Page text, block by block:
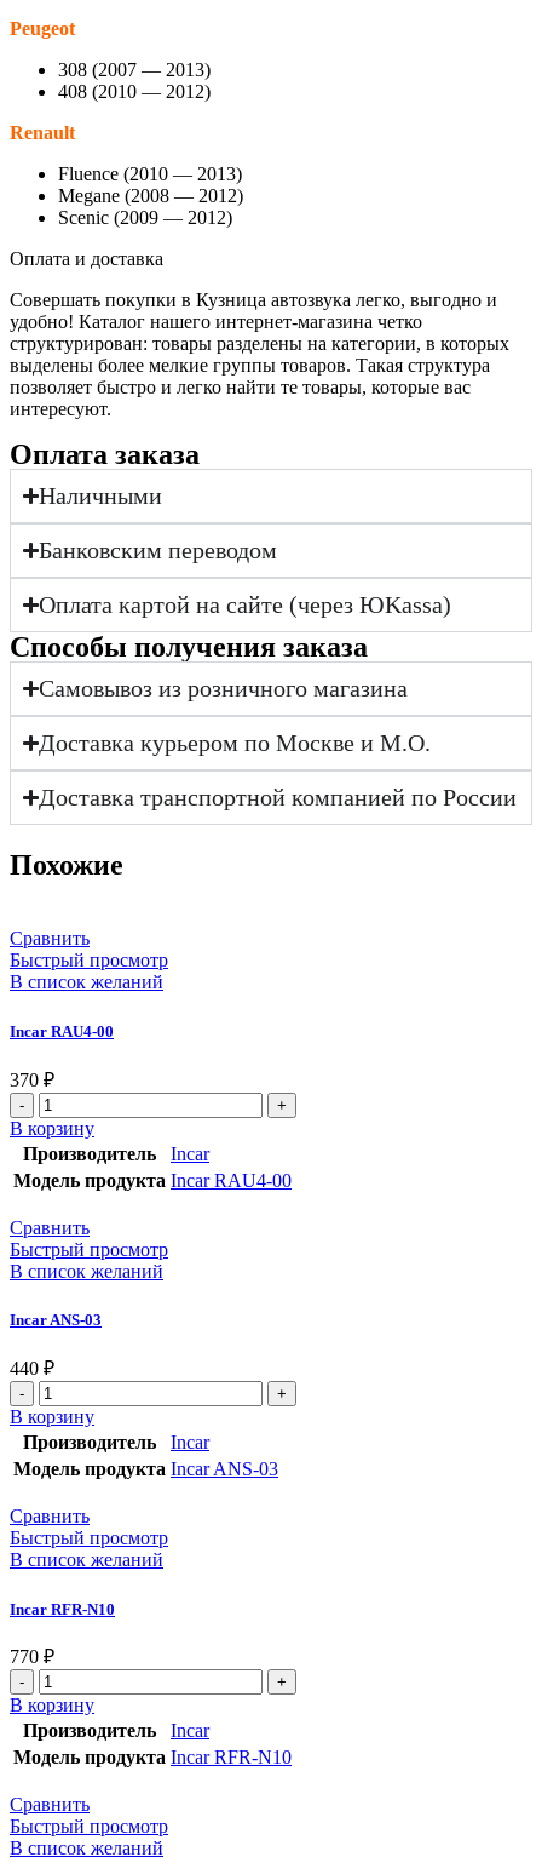
Peugeot
308 (2007 — 2013)
408 (2010 — 2012)
Renault
Fluence (2010 — 2013)
Megane (2008 — 2012)
Scenic (2009 — 2012)
Оплата и доставка
Совершать покупки в Кузница автозвука легко, выгодно и
удобно! Каталог нашего интернет-магазина четко
структурирован: товары разделены на категории, в которых
выделены более мелкие группы товаров. Такая структура
позволяет быстро и легко найти те товары, которые вас
интересуют.
Оплата заказа
Наличными
Банковским переводом
Оплата картой на сайте (через ЮKassa)
Cпособы получения заказа
Самовывоз из розничного магазина
Доставка курьером по Москве и М.О.
Доставка транспортной компанией по России
Похожие
Сравнить
Быстрый просмотр
В список желаний
Incar RAU4-00
370 ₽
В корзину
Производитель
Incar
Модель продукта Incar RAU4-00
Сравнить
Быстрый просмотр
В список желаний
Incar ANS-03
440 ₽
В корзину
Производитель
Incar
Модель продукта Incar ANS-03
Сравнить
Быстрый просмотр
В список желаний
Incar RFR-N10
770 ₽
В корзину
Производитель
Incar
Модель продукта Incar RFR-N10
Сравнить
Быстрый просмотр
В список желаний